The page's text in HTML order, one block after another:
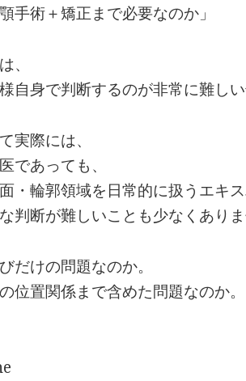
顎手術＋矯正まで必要なのか」
、
自身で判断するのが非常に難し
実際には、
であっても、
・輪郭領域を日常的に扱うエキ
判断が難しいことも少なくあり
だけの問題なのか。
位置関係まで含めた問題なのか。